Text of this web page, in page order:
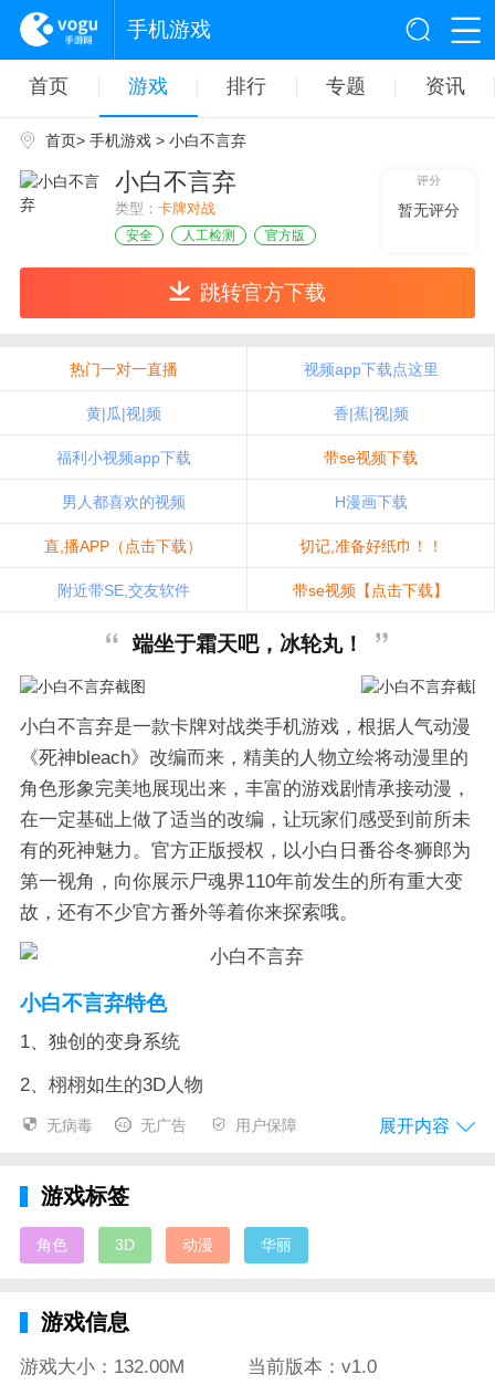
手机游戏
首页 游戏 排行 专题 资讯
首页> 手机游戏> 小白不言弃
小白不言弃
类型： 卡牌对战
安全 人工检测 官方版
评分
暂无评分
跳转官方下载
热门一对一直播 视频app下载点这里
黄|瓜|视|频 香|蕉|视|频
福利小视频app下载 带se视频下载
男人都喜欢的视频 H漫画下载
直,播APP（点击下载） 切记,准备好纸巾！！
附近带SE,交友软件 带se视频【点击下载】
端坐于霜天吧，冰轮丸！
小白不言弃是一款卡牌对战类手机游戏，根据人气动漫
《死神bleach》改编而来，精美的人物立绘将动漫里的
角色形象完美地展现出来，丰富的游戏剧情承接动漫，
在一定基础上做了适当的改编，让玩家们感受到前所未
有的死神魅力。官方正版授权，以小白日番谷冬狮郎为
第一视角，向你展示尸魂界110年前发生的所有重大变
故，还有不少官方番外等着你来探索哦。
小白不言弃特色
1、独创的变身系统
2、栩栩如生的3D人物
3、炫酷华丽的特效
这是一款非常优质的死神手游，游戏中玩家们将从110
血战。感受最真实的死神热血体验，游戏中玩家们可以
无病毒 无广告 用户保障 展开内容
游戏标签
角色 3D 动漫 华丽
游戏信息
游戏大小：132.00M
当前版本：v1.0